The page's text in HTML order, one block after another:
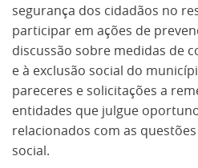
segurança dos cidadãos no
participar em ações de
discussão sobre medidas de
e à exclusão social do
pareceres e solicitações a
entidades que julgue
relacionados com as
social.